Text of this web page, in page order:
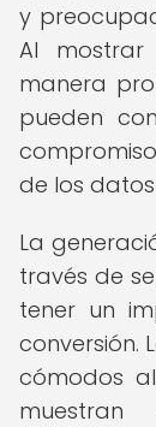
y
Al
manera
pueden
de los datos
La
través de
tener un
conversión.
cómodos